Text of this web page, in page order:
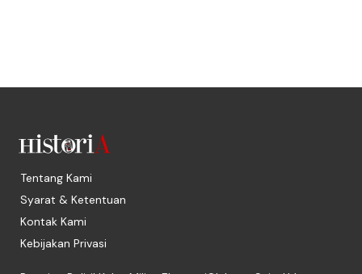
Tentang Kami
Syarat & Ketentuan
Kontak Kami
Kebijakan Privasi